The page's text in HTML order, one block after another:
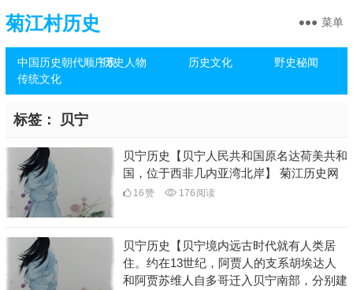
菊江村历史
中国历史朝代顺序表历史人物 历史文化
野史秘闻
传统文化
菜单
标签： 贝宁
贝宁历史【贝宁人民共和国原名达荷美共和
国，位于西非几内亚湾北岸】 菊江历史网
16赞 176 阅读
贝宁历史【贝宁境内远古时代就有人类居
住。约在13世纪，阿贾人的支系胡埃达人
和阿贾苏维人自多哥迁入贝宁南部，分别建